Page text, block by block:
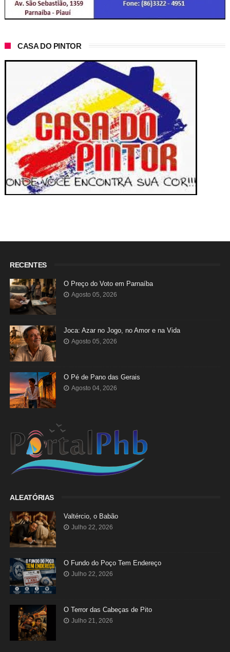
CASA DO PINTOR
RECENTES
O Preço do Voto em Parnaíba
Agosto 05, 2026
Joca: Azar no Jogo, no Amor e na Vida
Agosto 05, 2026
O Pé de Pano das Gerais
Agosto 04, 2026
ALEATÓRIAS
Valtércio, o Babão
Julho 22, 2026
O Fundo do Poço Tem Endereço
Julho 22, 2026
O Terror das Cabeças de Pito
Julho 21, 2026